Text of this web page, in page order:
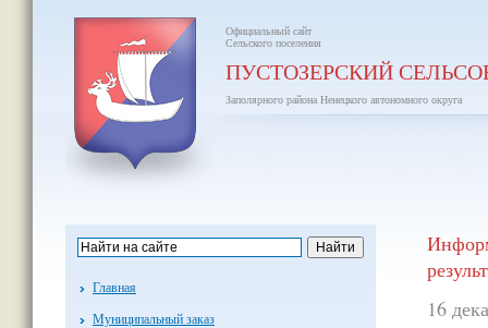
Официальный сайт
Сельского поселения
ПУСТОЗЕРСКИЙ
Заполярного района Ненецкого автономного округа
Главная
Муниципальный заказ
16